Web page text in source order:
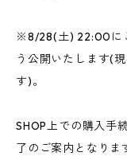
※8/28(土) 22:00に
う公開いたします(
す)。
SHOP上での購入手
了のご案内となりま